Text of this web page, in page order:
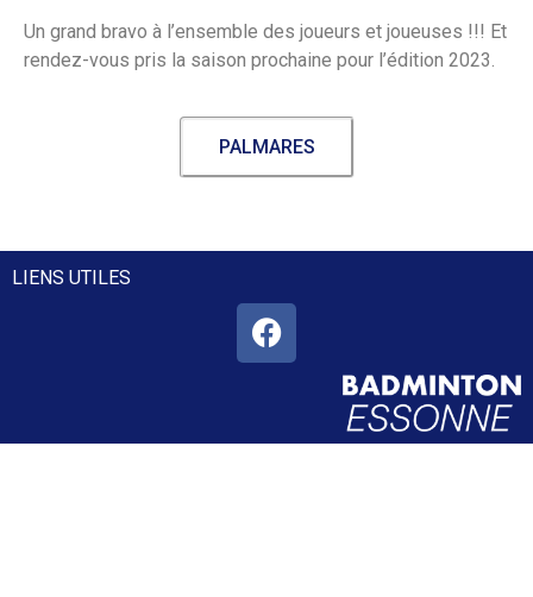
Un grand bravo à l’ensemble des joueurs et joueuses !!! Et
rendez-vous pris la saison prochaine pour l’édition 2023.
PALMARES
LIENS UTILES